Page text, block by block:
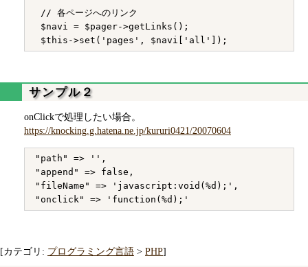
// 各ページへのリンク
$navi = $pager->getLinks();
サンプル２
onClickで処理したい場合。
https://knocking.g.hatena.ne.jp/kururi0421/20070604
"path" => '',
"append" => false,
"fileName" => 'javascript:void(%d);',
[カテゴリ: プログラミング言語 > PHP]